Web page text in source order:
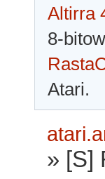
Altirra
8-
Atari.
» [S]